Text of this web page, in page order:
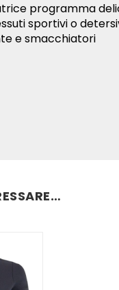
programma
sportivi o
e smacchiatori